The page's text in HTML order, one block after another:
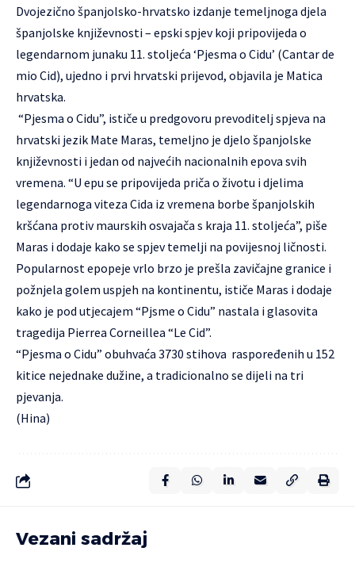
Dvojezično španjolsko-hrvatsko izdanje temeljnoga djela
španjolske književnosti – epski spjev koji pripovijeda o
legendarnom junaku 11. stoljeća ‘Pjesma o Cidu’ (Cantar de
mio Cid), ujedno i prvi hrvatski prijevod, objavila je Matica
hrvatska.
“Pjesma o Cidu”, ističe u predgovoru prevoditelj spjeva na
hrvatski jezik Mate Maras, temeljno je djelo španjolske
književnosti i jedan od najvećih nacionalnih epova svih
vremena. “U epu se pripovijeda priča o životu i djelima
legendarnoga viteza Cida iz vremena borbe španjolskih
kršćana protiv maurskih osvajača s kraja 11. stoljeća”, piše
Maras i dodaje kako se spjev temelji na povijesnoj ličnosti.
Popularnost epopeje vrlo brzo je prešla zavičajne granice i
požnjela golem uspjeh na kontinentu, ističe Maras i dodaje
kako je pod utjecajem “Pjsme o Cidu” nastala i glasovita
tragedija Pierrea Corneillea “Le Cid”.
“Pjesma o Cidu” obuhvaća 3730 stihova raspoređenih u 152
kitice nejednake dužine, a tradicionalno se dijeli na tri
pjevanja.
(Hina)
Vezani sadržaj